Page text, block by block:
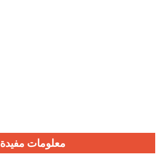
معلومات مفيدة